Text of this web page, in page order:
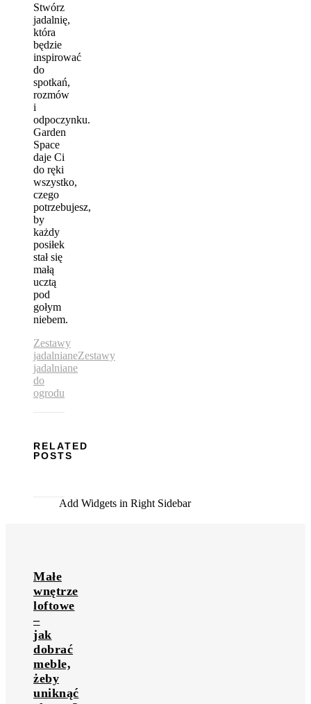
Stwórz
jadalnię,
która
będzie
inspirować
do
spotkań,
rozmów
i
odpoczynku.
Garden
Space
daje Ci
do ręki
wszystko,
czego
potrzebujesz,
by
każdy
posiłek
stał się
małą
ucztą
pod
gołym
niebem.
Zestawy
jadalnianeZestawy
jadalniane
do
ogrodu
RELATED
POSTS
Małe
wnętrze
loftowe
–
jak
dobrać
meble,
żeby
uniknąć
Add Widgets in Right Sidebar